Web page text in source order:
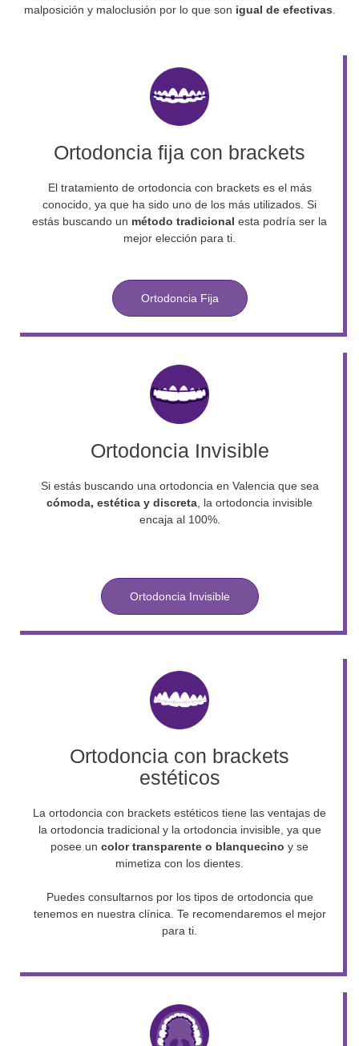
malposición y maloclusión por lo que son igual de efectivas
Ortodoncia fija con brackets
El tratamiento de ortodoncia con brackets es el más
conocido, ya que ha sido uno de los más utilizados. Si
estás buscando un método tradicional esta podría ser la
mejor elección para ti.
Ortodoncia Fija
Ortodoncia Invisible
Si estás buscando una ortodoncia en Valencia que sea
cómoda, estética y discreta , la ortodoncia invisible
encaja al 100%.
Ortodoncia Invisible
Ortodoncia con brackets
estéticos
La ortodoncia con brackets estéticos tiene las ventajas de
la ortodoncia tradicional y la ortodoncia invisible, ya que
posee un color transparente o blanquecino y se
mimetiza con los dientes.
Puedes consultarnos por los tipos de ortodoncia que
tenemos en nuestra clínica. Te recomendaremos el mejor
para ti.